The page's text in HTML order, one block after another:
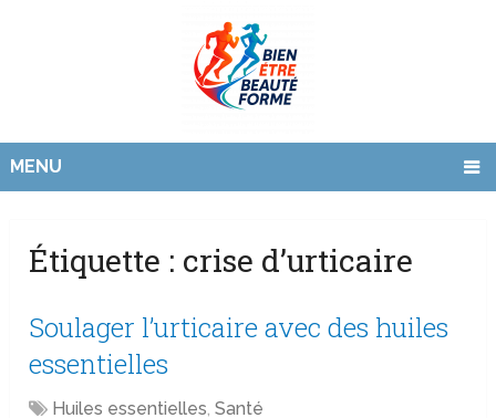
MENU
Étiquette : crise d’urticaire
Soulager l’urticaire avec des huiles
essentielles
Huiles essentielles,Santé